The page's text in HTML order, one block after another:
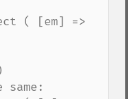
( [em] =>